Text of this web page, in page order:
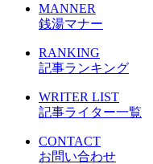
MANNER
銭湯マナー
RANKING
記事ランキング
WRITER LIST
記事ライター一覧
CONTACT
お問い合わせ